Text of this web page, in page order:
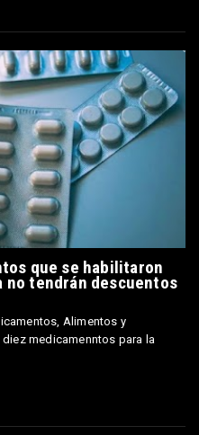
que se habilitaron
no tendrán descuentos
Alimentos y
medicamenntos para la